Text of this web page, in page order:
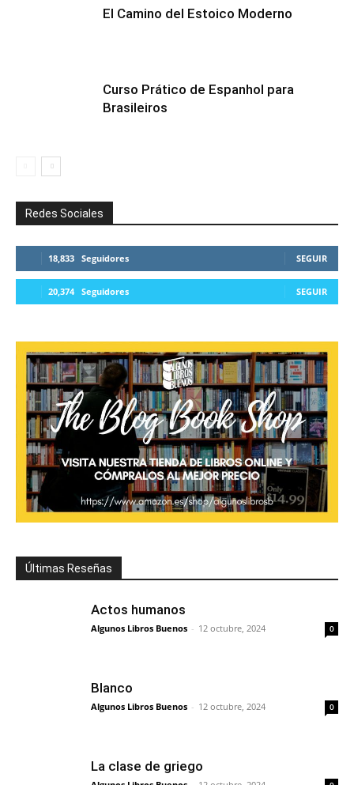
El Camino del Estoico Moderno
Curso Prático de Espanhol para
Brasileiros
Redes Sociales
18,833 Seguidores SEGUIR
20,374 Seguidores SEGUIR
Últimas Reseñas
Actos humanos
Algunos Libros Buenos - 12 octubre, 2024 0
Blanco
Algunos Libros Buenos - 12 octubre, 2024 0
La clase de griego